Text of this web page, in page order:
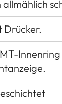
Drücker.